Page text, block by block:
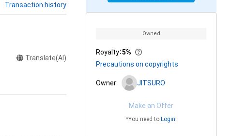
Transaction history
Translate(AI)
Owned
Royalty：5%
Precautions on copyrights
Owner: JITSURO
Make an Offer
*You need to Login.